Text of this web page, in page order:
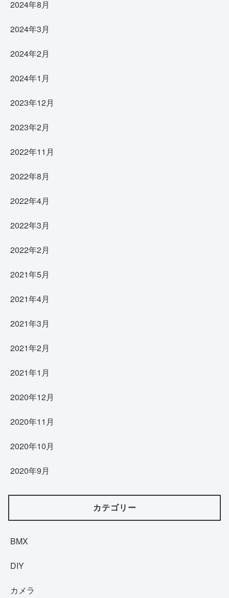
2024年8月
2024年3月
2024年2月
2024年1月
2023年12月
2023年2月
2022年11月
2022年8月
2022年4月
2022年3月
2022年2月
2021年5月
2021年4月
2021年3月
2021年2月
2021年1月
2020年12月
2020年11月
2020年10月
2020年9月
カテゴリー
BMX
DIY
カメラ